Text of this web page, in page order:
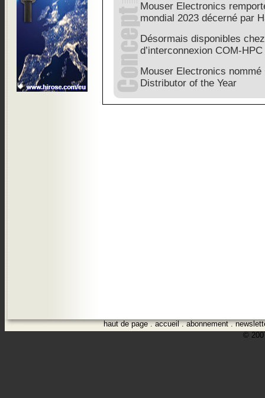
Mouser Electronics
mondial 2023 décerné par
Désormais disponibles
d’interconnexion COM-
Mouser Electronics
Distributor of the Year
haut de page.accueil.abonnement.
©